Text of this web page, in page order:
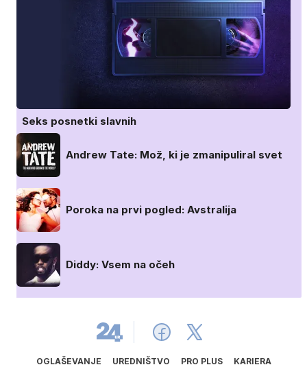
Seks posnetki slavnih
Andrew Tate: Mož, ki je zmanipuliral svet
Poroka na prvi pogled: Avstralija
Diddy: Vsem na očeh
OGLAŠEVANJE UREDNIŠTVO PRO PLUS KARIERA